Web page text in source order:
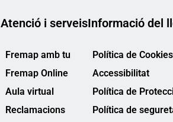
Atenció i serveis
Fremap amb tu
Fremap Online
Aula virtual
Reclamacions
Informació del
Política de Cookies
Accessibilitat
Política de
Política de